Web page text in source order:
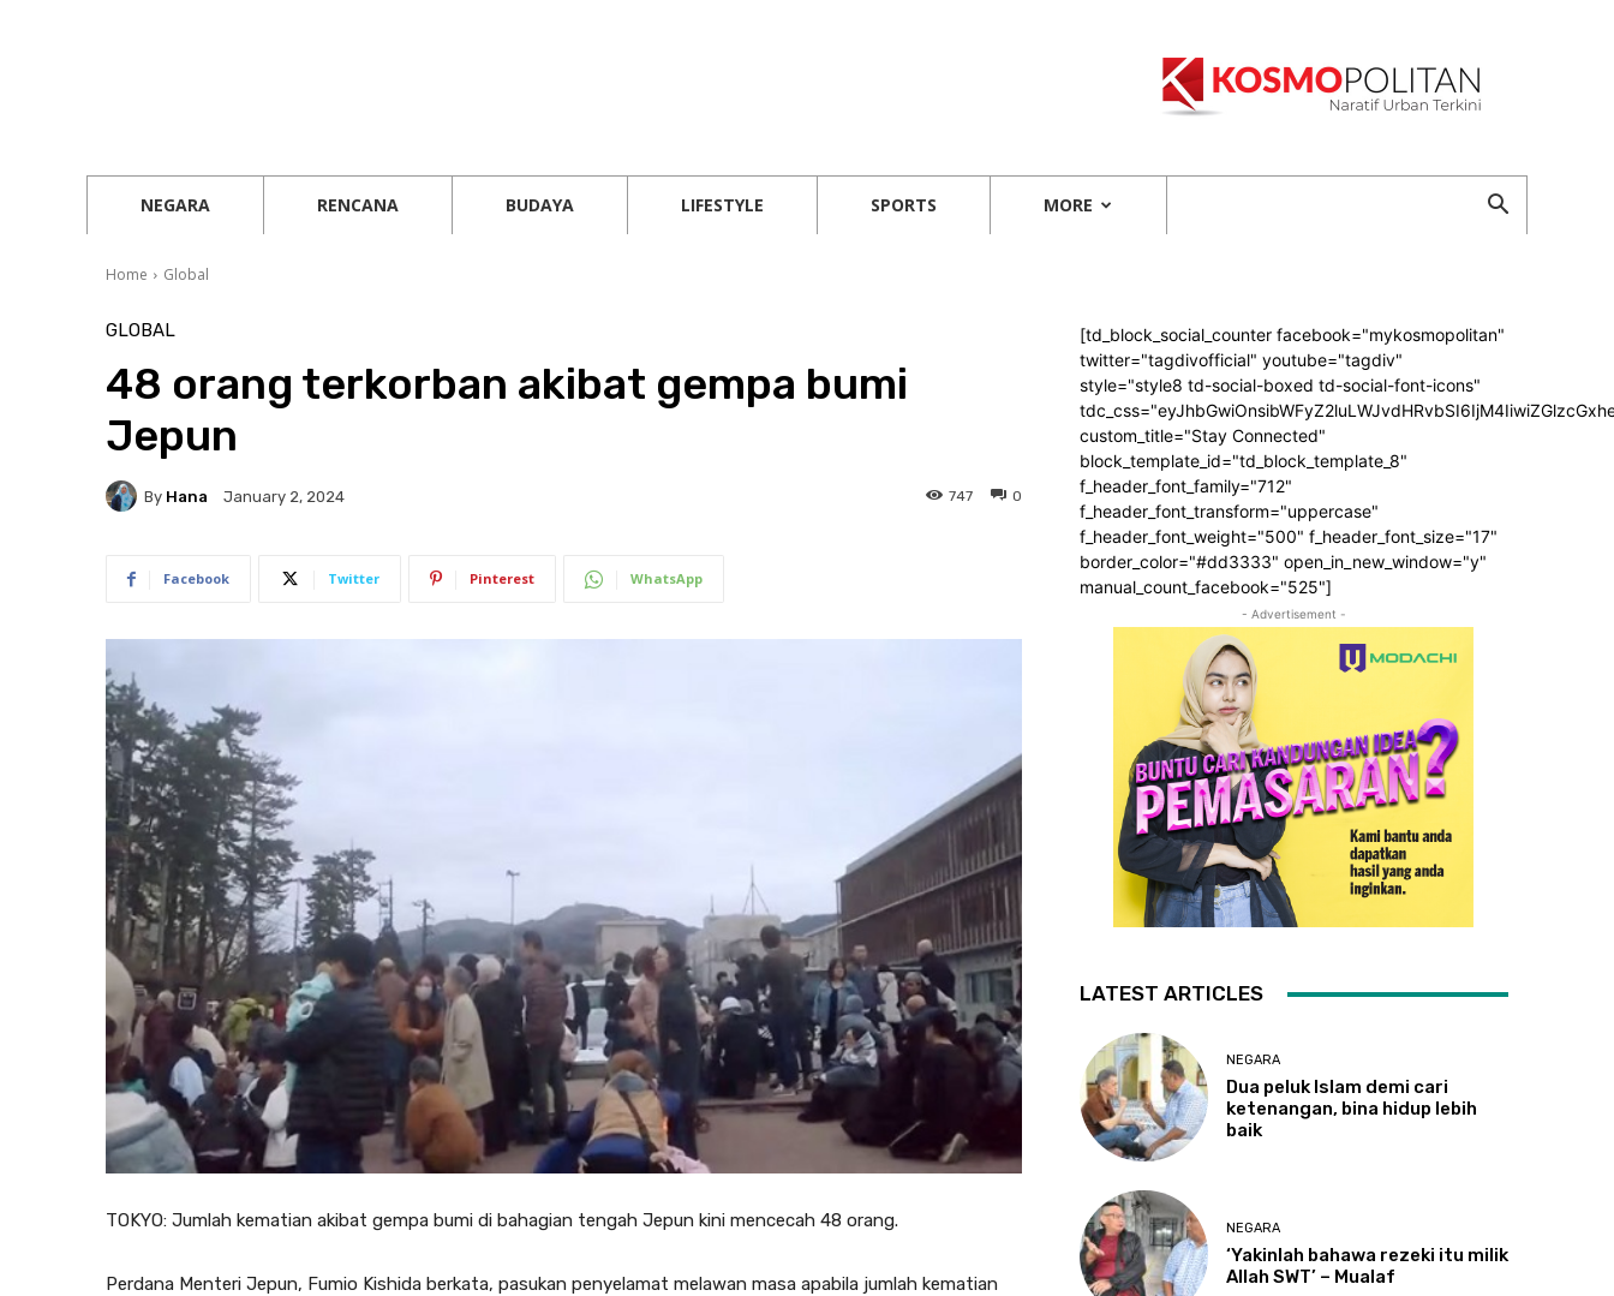
NEGARA RENCANA BUDAYA LIFESTYLE SPORTS MORE
Home Global
GLOBAL
48 orang terkorban akibat gempa bumi
Jepun
By Hana January 2, 2024 0
747
Facebook Twitter Pinterest WhatsApp
TOKYO: Jumlah kematian akibat gempa bumi di bahagian tengah Jepun kini mencecah 48 orang.
Perdana Menteri Jepun, Fumio Kishida berkata, pasukan penyelamat melawan masa apabila jumlah kematian
[td_block_social_counter facebook="mykosmopolitan"
twitter="tagdivofficial" youtube="tagdiv"
style="style8 td-social-boxed td-social-font-icons"
custom_title="Stay Connected"
block_template_id="td_block_template_8"
f_header_font_family="712"
f_header_font_transform="uppercase"
f_header_font_weight="500" f_header_font_size="17"
border_color="#dd3333" open_in_new_window="y"
manual_count_facebook="525"]
- Advertisement -
LATEST ARTICLES
NEGARA
Dua peluk Islam demi cari
ketenangan, bina hidup lebih
baik
NEGARA
‘Yakinlah bahawa rezeki itu milik
Allah SWT’ – Mualaf